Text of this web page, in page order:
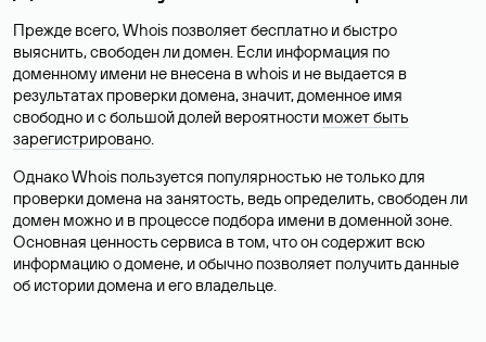
Прежде всего, Whois позволяет бесплатно и быстро
выяснить, свободен ли домен. Если информация по
доменному имени не внесена в whois и не выдается в
результатах проверки домена, значит, доменное имя
свободно и с большой долей вероятности может быть
зарегистрировано.
Однако Whois пользуется популярностью не только для
проверки домена на занятость, ведь определить, свободен ли
домен можно и в процессе подбора имени в доменной зоне.
Основная ценность сервиса в том, что он содержит всю
информацию о домене, и обычно позволяет получить данные
об истории домена и его владельце.